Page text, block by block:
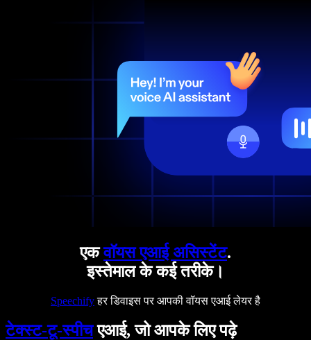
एकवॉयस एआई असिस्टेंट.
इस्तेमाल के कई तरीके।
Speechifyहर डिवाइस पर आपकी वॉयस एआई लेयर है
टेक्स्ट-टू-स्पीचएआई, जो आपके लिए पढ़े